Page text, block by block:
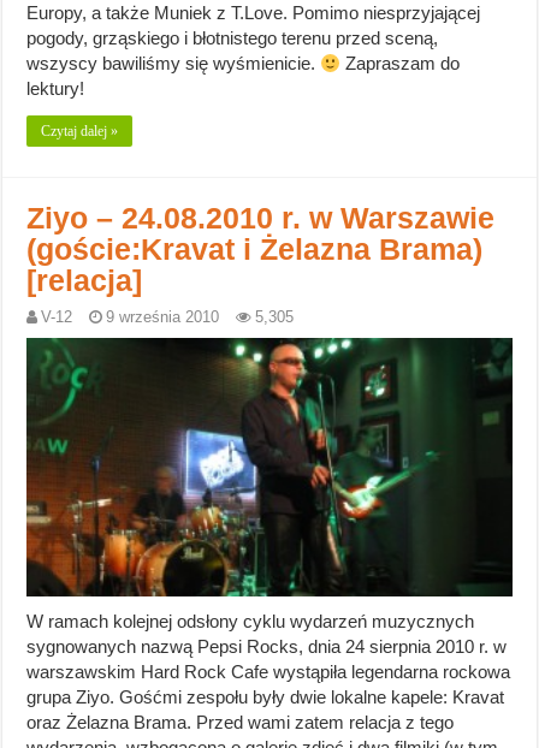
Europy, a także Muniek z T.Love. Pomimo niesprzyjającej
pogody, grząskiego i błotnistego terenu przed sceną,
wszyscy bawiliśmy się wyśmienicie.
Zapraszam do
lektury!
Czytaj dalej »
Ziyo – 24.08.2010 r. w Warszawie
(goście:Kravat i Żelazna Brama)
[relacja]
V-12 9 września 2010 5,305
W ramach kolejnej odsłony cyklu wydarzeń muzycznych
sygnowanych nazwą Pepsi Rocks, dnia 24 sierpnia 2010 r. w
warszawskim Hard Rock Cafe wystąpiła legendarna rockowa
grupa Ziyo. Gośćmi zespołu były dwie lokalne kapele: Kravat
oraz Żelazna Brama. Przed wami zatem relacja z tego